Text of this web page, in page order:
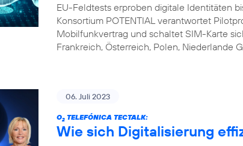
EU-Feldtests erproben digitale Identitäten
Konsortium POTENTIAL verantwortet
Mobilfunkvertrag und schaltet SIM-Karte
Frankreich, Österreich, Polen, Niederlande
06. Juli 2023
O2 TELEFÓNICA TECTALK:
Wie sich Digitalisierung